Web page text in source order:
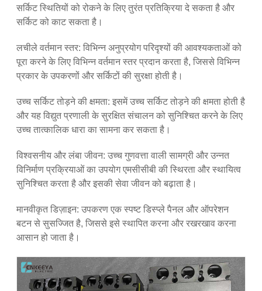
सर्किट स्थितियों को रोकने के लिए तुरंत प्रतिक्रिया दे सकता है और
सर्किट को काट सकता है।
लचीले वर्तमान स्तर: विभिन्न अनुप्रयोग परिदृश्यों की आवश्यकताओं को
पूरा करने के लिए विभिन्न वर्तमान स्तर प्रदान करता है, जिससे विभिन्न
प्रकार के उपकरणों और सर्किटों की सुरक्षा होती है।
उच्च सर्किट तोड़ने की क्षमता: इसमें उच्च सर्किट तोड़ने की क्षमता होती है
और यह विद्युत प्रणाली के सुरक्षित संचालन को सुनिश्चित करने के लिए
उच्च तात्कालिक धारा का सामना कर सकता है।
विश्वसनीय और लंबा जीवन: उच्च गुणवत्ता वाली सामग्री और उन्नत
विनिर्माण प्रक्रियाओं का उपयोग एमसीसीबी की स्थिरता और स्थायित्व
सुनिश्चित करता है और इसकी सेवा जीवन को बढ़ाता है।
मानवीकृत डिज़ाइन: उपकरण एक स्पष्ट डिस्प्ले पैनल और ऑपरेशन
बटन से सुसज्जित है, जिससे इसे स्थापित करना और रखरखाव करना
आसान हो जाता है।